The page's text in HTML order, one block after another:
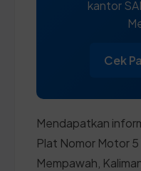
kantor
Cek
Mendapatkan
Plat Nomor Motor
Mempawah,